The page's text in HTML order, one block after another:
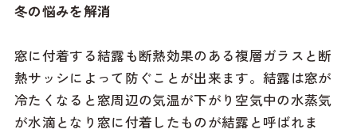
冬の悩みを解消
窓に付着する結露も断熱効果のある複層ガラスと断
熱サッシによって防ぐことが出来ます。結露は窓が
冷たくなると窓周辺の気温が下がり空気中の水蒸気
が水滴となり窓に付着したものが結露と呼ばれま